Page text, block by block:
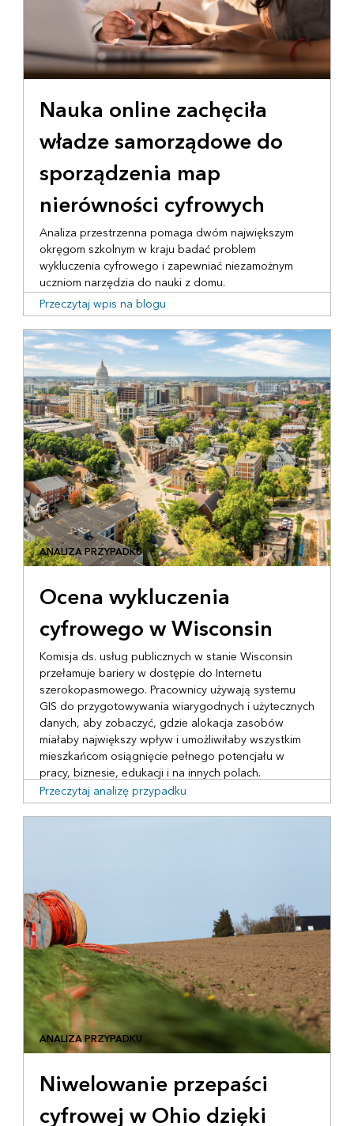
Nauka online zachęciła
władze samorządowe do
sporządzenia map
nierówności cyfrowych
Analiza przestrzenna pomaga dwóm największym
okręgom szkolnym w kraju badać problem
wykluczenia cyfrowego i zapewniać niezamożnym
uczniom narzędzia do nauki z domu.
Przeczytaj wpis na blogu
ANALIZA PRZYPADKU
Ocena wykluczenia
cyfrowego w Wisconsin
Komisja ds. usług publicznych w stanie Wisconsin
przełamuje bariery w dostępie do Internetu
szerokopasmowego. Pracownicy używają systemu
GIS do przygotowywania wiarygodnych i użytecznych
danych, aby zobaczyć, gdzie alokacja zasobów
miałaby największy wpływ i umożliwiłaby wszystkim
mieszkańcom osiągnięcie pełnego potencjału w
pracy, biznesie, edukacji i na innych polach.
Przeczytaj analizę przypadku
ANALIZA PRZYPADKU
Niwelowanie przepaści
cyfrowej w Ohio dzięki